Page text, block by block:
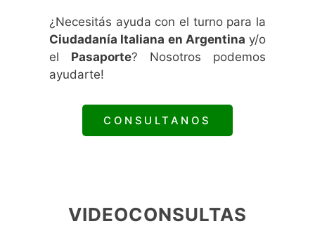
¿Necesitás ayuda con el turno para la
Ciudadanía Italiana en Argentina y/o
el Pasaporte? Nosotros podemos
ayudarte!
CONSULTANOS
VIDEOCONSULTAS